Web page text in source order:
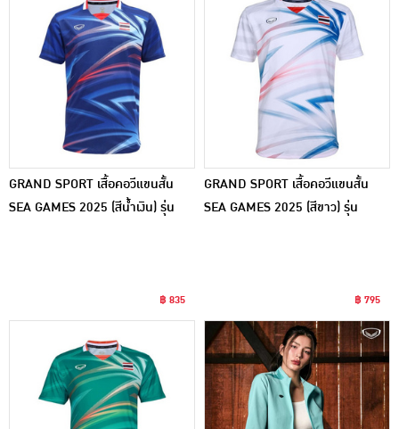
GRAND SPORT เสื้อคอวีแขนสั้น
SEA GAMES 2025 (สีน้ำเงิน) รุ่น
฿ 835
GRAND SPORT เสื้อคอวีแขนสั้น
SEA GAMES 2025 (สีขาว) รุ่น
฿ 795